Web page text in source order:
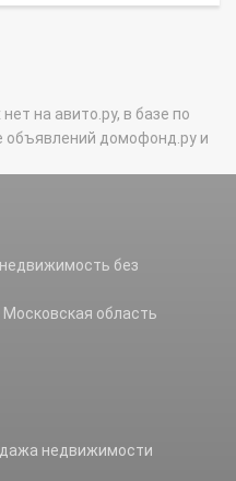
на авито.ру, в базе по
объявлений домофонд.ру и
без
область